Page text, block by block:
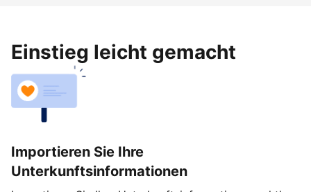
Einstieg leicht gemacht
Importieren Sie Ihre
Unterkunftsinformationen